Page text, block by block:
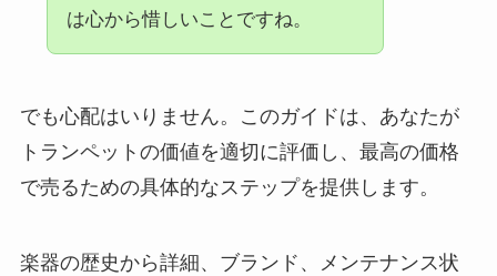
は心から惜しいことですね。
でも心配はいりません。このガイドは、あなたが
トランペットの価値を適切に評価し、最高の価格
で売るための具体的なステップを提供します。
楽器の歴史から詳細、ブランド、メンテナンス状